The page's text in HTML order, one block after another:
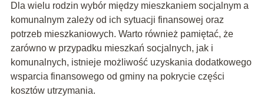
Dla wielu rodzin wybór między mieszkaniem socjalnym a
komunalnym zależy od ich sytuacji finansowej oraz
potrzeb mieszkaniowych. Warto również pamiętać, że
zarówno w przypadku mieszkań socjalnych, jak i
komunalnych, istnieje możliwość uzyskania dodatkowego
wsparcia finansowego od gminy na pokrycie części
kosztów utrzymania.